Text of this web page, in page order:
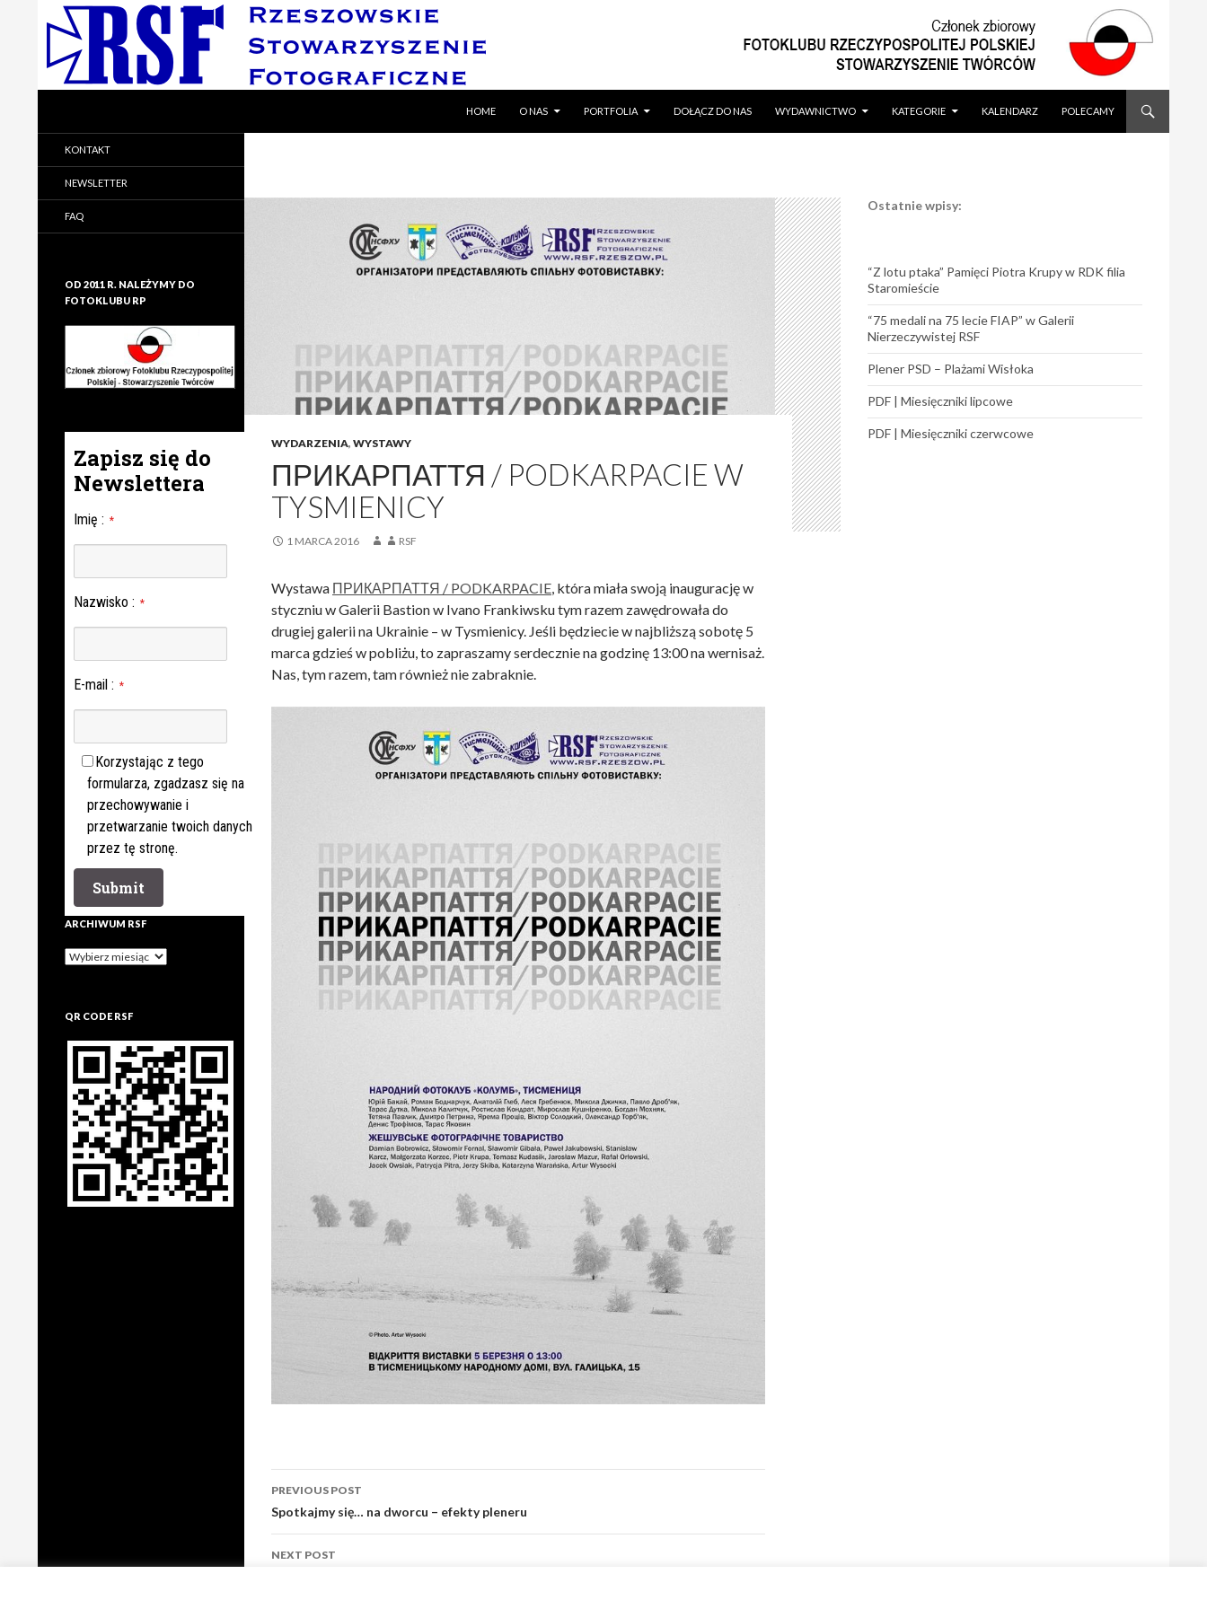
HOME
O NAS PORTFOLIA DOŁĄCZ DO NAS WYDAWNICTWO KATEGORIE KALENDARZ POLECAMY
WYDARZENIA, WYSTAWY
ПРИКАРПАТТЯ / PODKARPACIE W
TYSMIENICY
1 MARCA 2016 RSF
Wystawa ПРИКАРПАТТЯ / PODKARPACIE , która miała swoją inaugurację w
styczniu w Galerii Bastion w Ivano Frankiwsku tym razem zawędrowała do
drugiej galerii na Ukrainie – w Tysmienicy. Jeśli będziecie w najbliższą sobotę 5
marca gdzieś w pobliżu, to zapraszamy serdecznie na godzinę 13:00 na wernisaż.
Nas, tym razem, tam również nie zabraknie.
Post
navigation
PREVIOUS POST
Spotkajmy się… na dworcu – efekty pleneru
NEXT POST
Ostatnie wpisy:
“Z lotu ptaka” Pamięci Piotra Krupy w RDK filia
Staromieście
“75 medali na 75 lecie FIAP” w Galerii
Nierzeczywistej RSF
Plener PSD – Plażami Wisłoka
PDF | Miesięczniki lipcowe
PDF | Miesięczniki czerwcowe
Rzeszowskie Stowarzyszenie
Fotograficzne
KONTAKT
NEWSLETTER
FAQ
OD 2011 R. NALEŻYMY DO
FOTOKLUBU RP
Zapisz się do
Newslettera
Imię : *
Nazwisko : *
E-mail : *
Korzystając z tego
formularza, zgadzasz się na
przechowywanie i
przetwarzanie twoich danych
przez tę stronę.
ARCHIWUM RSF
Archiwum
QR CODE RSF